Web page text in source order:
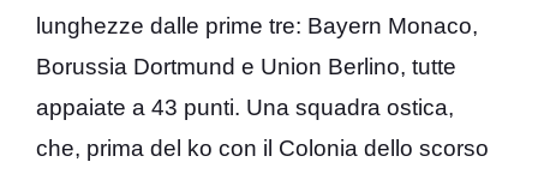
lunghezze dalle prime tre: Bayern Monaco,
Borussia Dortmund e Union Berlino, tutte
appaiate a 43 punti. Una squadra ostica,
che, prima del ko con il Colonia dello scorso